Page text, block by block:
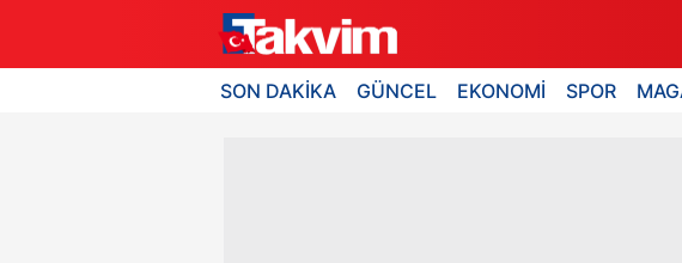
SON DAKİKA GÜNCEL EKONOMİ SPOR